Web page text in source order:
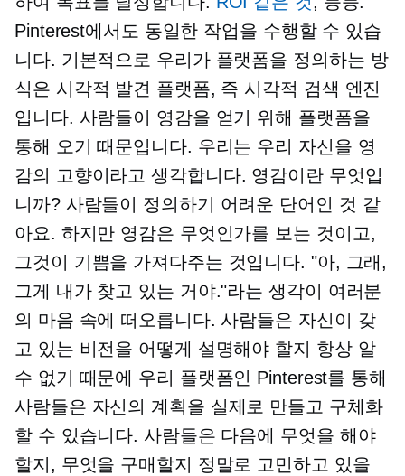
Pinterest에서도 동일한 작업을 수행할 수 있습
니다. 기본적으로 우리가 플랫폼을 정의하는 방
식은 시각적 발견 플랫폼, 즉 시각적 검색 엔진
입니다. 사람들이 영감을 얻기 위해 플랫폼을
통해 오기 때문입니다. 우리는 우리 자신을 영
감의 고향이라고 생각합니다. 영감이란 무엇입
니까? 사람들이 정의하기 어려운 단어인 것 같
아요. 하지만 영감은 무엇인가를 보는 것이고,
그것이 기쁨을 가져다주는 것입니다. "아, 그래,
그게 내가 찾고 있는 거야."라는 생각이 여러분
의 마음 속에 떠오릅니다. 사람들은 자신이 갖
고 있는 비전을 어떻게 설명해야 할지 항상 알
수 없기 때문에 우리 플랫폼인 Pinterest를 통해
사람들은 자신의 계획을 실제로 만들고 구체화
할 수 있습니다. 사람들은 다음에 무엇을 해야
할지, 무엇을 구매할지 정말로 고민하고 있을